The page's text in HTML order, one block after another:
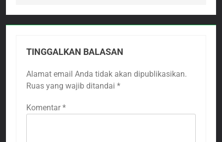
TINGGALKAN BALASAN
Alamat email Anda tidak akan dipublikasikan.
Ruas yang wajib ditandai *
Komentar *